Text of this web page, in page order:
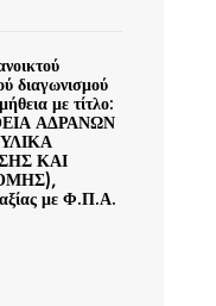
διαγωνισμού
με τίτλο:
ΑΔΡΑΝΩΝ
ΚΑΙ
αξίας με Φ.Π.Α.